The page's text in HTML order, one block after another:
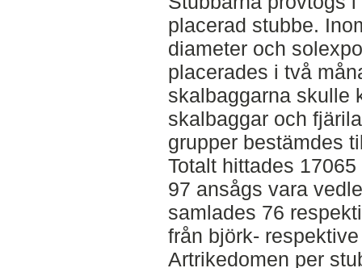
placerad stubbe.
diameter och
placerades i två
skalbaggarna skulle
skalbaggar och
grupper bestämdes
Totalt hittades
97 ansågs vara
samlades 76
från björk-
Artrikedomen per